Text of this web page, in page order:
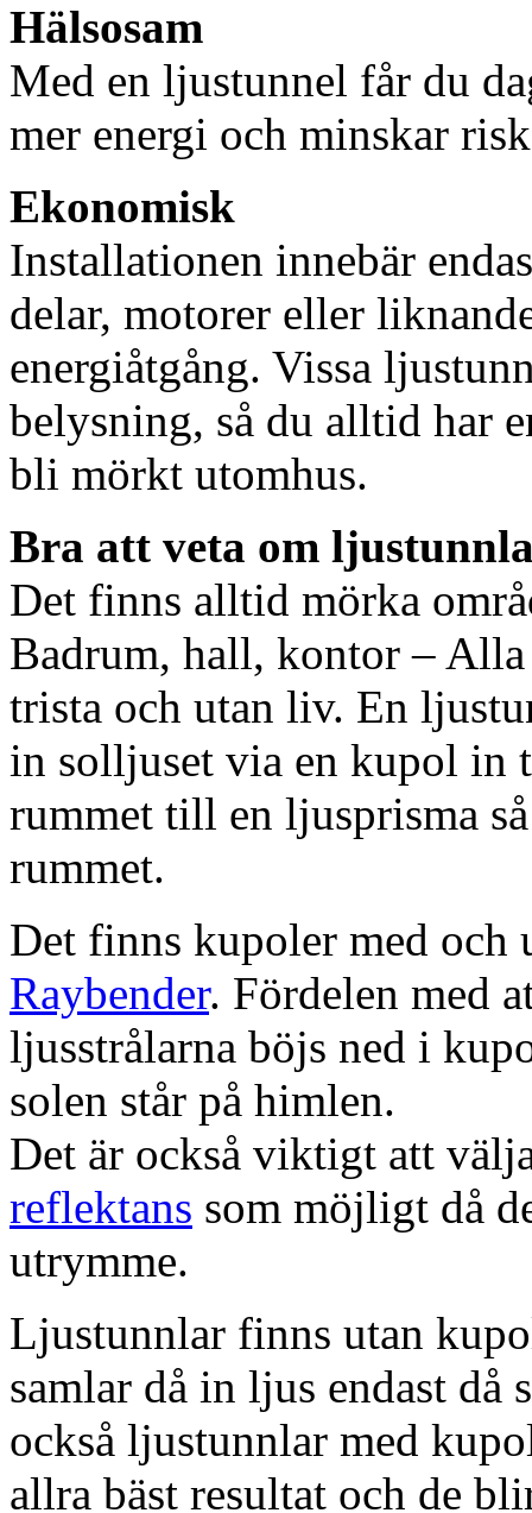
Hälsosam
Med en ljustunnel får du
mer energi och minskar
Ekonomisk
Installationen innebär
delar, motorer eller
energiåtgång. Vissa
belysning, så du alltid har
bli mörkt utomhus.
Bra att veta om
Det finns alltid mörka
Badrum, hall, kontor – Alla
trista och utan liv. En
in solljuset via en kupol in
rummet till en ljusprisma
rummet.
Det finns kupoler med och
Raybender. Fördelen med
ljusstrålarna böjs ned i
solen står på himlen.
Det är också viktigt att
reflektans som möjligt då
utrymme.
Ljustunnlar finns utan
samlar då in ljus endast då
också ljustunnlar med
allra bäst resultat och de